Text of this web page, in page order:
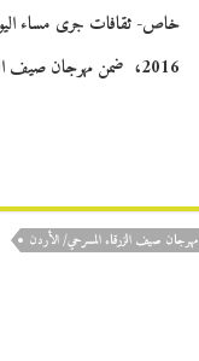
2016، ضمن مهرجان صيف
مهرجان صيف الزرقاء المسرحي/ الأردن